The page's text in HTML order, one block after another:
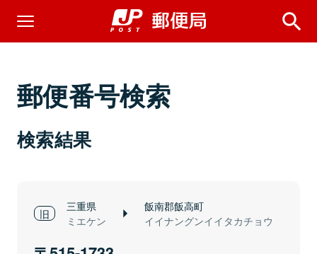
郵便番号検索
検索結果
三重県
ミエケン
飯南郡飯高町
イイナングンイイタカチョウ